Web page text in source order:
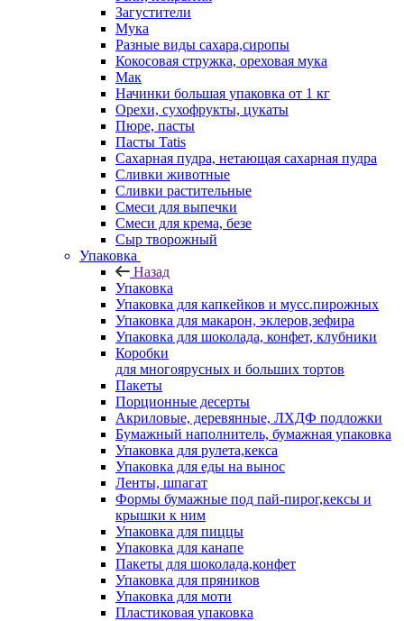
Загустители
Мука
Разные виды сахара,сиропы
Кокосовая стружка, ореховая мука
Мак
Начинки большая упаковка от 1 кг
Орехи, сухофрукты, цукаты
Пюре, пасты
Пасты Tatis
Сахарная пудра, нетающая сахарная пудра
Сливки животные
Сливки растительные
Смеси для выпечки
Смеси для крема, безе
Сыр творожный
Упаковка
Назад
Упаковка
Упаковка для капкейков и мусс.пирожных
Упаковка для макарон, эклеров,зефира
Упаковка для шоколада, конфет, клубники
Коробки
для многоярусных и больших тортов
Пакеты
Порционные десерты
Акриловые, деревянные, ЛХДФ подложки
Бумажный наполнитель, бумажная упаковка
Упаковка для рулета,кекса
Упаковка для еды на вынос
Ленты, шпагат
Формы бумажные под пай-пирог,кексы и
крышки к ним
Упаковка для пиццы
Упаковка для канапе
Пакеты для шоколада,конфет
Упаковка для пряников
Упаковка для моти
Пластиковая упаковка